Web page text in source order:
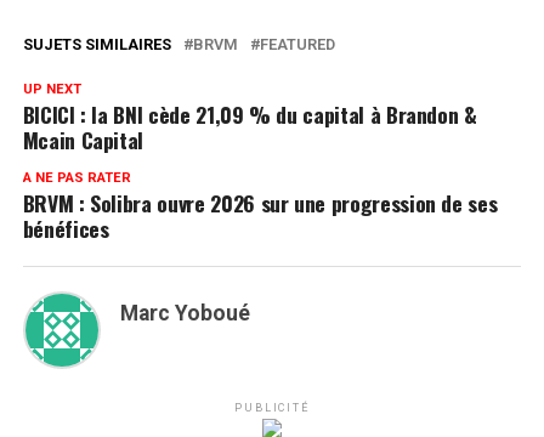
SUJETS SIMILAIRES BRVM FEATURED
UP NEXT
BICICI : la BNI cède 21,09 % du capital à Brandon &
Mcain Capital
A NE PAS RATER
BRVM : Solibra ouvre 2026 sur une progression de ses
bénéfices
Marc Yoboué
PUBLICITÉ